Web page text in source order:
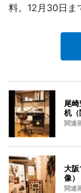
料。12月30日ま
尾
机（
関連
大阪
像）
関連